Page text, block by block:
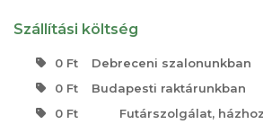
Szállítási költség
0 Ft
Debreceni szalonunkban
0 Ft
Budapesti raktárunkban
0 Ft
Futárszolgálat,